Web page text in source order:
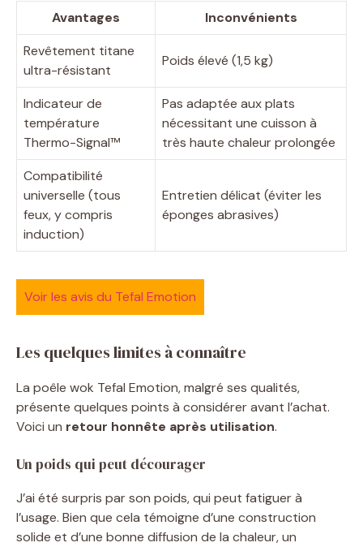
Avantages
Inconvénients
Revêtement titane
ultra-résistant
Poids élevé (1,5 kg)
Indicateur de
température
Thermo-Signal™
Pas adaptée aux plats
nécessitant une cuisson à
très haute chaleur prolongée
Compatibilité
universelle (tous
feux, y compris
induction)
Entretien délicat (éviter les
éponges abrasives)
Voir les avis du Tefal Emotion
Les quelques limites à connaître
La poêle wok Tefal Emotion, malgré ses qualités,
présente quelques points à considérer avant l’achat.
Voici un retour honnête après utilisation.
Un poids qui peut décourager
J’ai été surpris par son poids, qui peut fatiguer à
l’usage. Bien que cela témoigne d’une construction
solide et d’une bonne diffusion de la chaleur, un